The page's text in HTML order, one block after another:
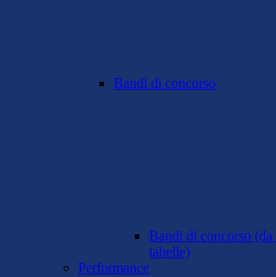
Bandi di concorso
Bandi di concorso
tabelle)
Performance